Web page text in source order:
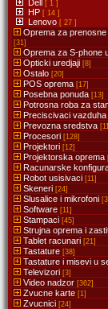
Dell [ 1 ]
HP [ 14 ]
Lenovo [ 27 ]
Oprema za prenosne
[31]
Oprema za S-phone
Opticki uredjaji [8]
Ostalo [20]
POS oprema [17]
Posebna ponuda [13]
Potrosna roba za
Preciscivaci vazduha
Prevozna sredstva
Procesori [128]
Projektori [12]
Projektorska oprema
Racunarske
Robot usisivaci [11]
Skeneri [24]
Slusalice i mikrofoni
Software [11]
Stampaci [45]
Strujna oprema i
Tablet racunari [21]
Tastature [38]
Tastature i misevi u
Televizori [3]
Video nadzor [362]
Zvucne karte [1]
Zvucnici [24]